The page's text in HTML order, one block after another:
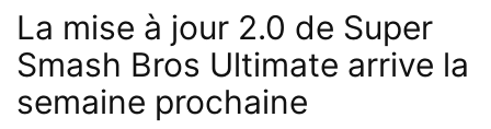
La mise à jour 2.0 de Super
Smash Bros Ultimate arrive la
semaine prochaine